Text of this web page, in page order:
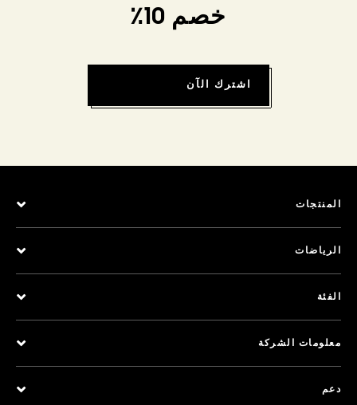
خصم 10٪
اشترك الآن
المنتجات
الرياضات
الفئة
معلومات الشركة
دعم